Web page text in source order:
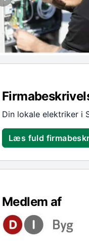
Din lokale elektriker i
Læs fuld
Medlem af